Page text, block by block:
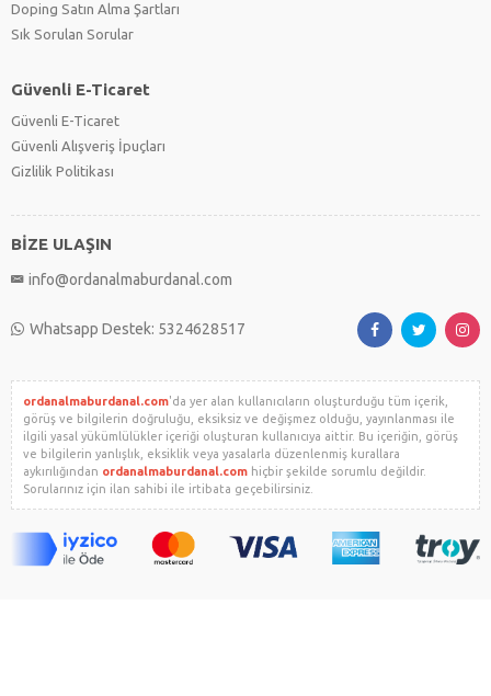
Doping Satın Alma Şartları
Sık Sorulan Sorular
Güvenli E-Ticaret
Güvenli E-Ticaret
Güvenli Alışveriş İpuçları
Gizlilik Politikası
BİZE ULAŞIN
info@ordanalmaburdanal.com
Whatsapp Destek: 5324628517
ordanalmaburdanal.com'da yer alan kullanıcıların oluşturduğu tüm içerik,
görüş ve bilgilerin doğruluğu, eksiksiz ve değişmez olduğu, yayınlanması ile
ilgili yasal yükümlülükler içeriği oluşturan kullanıcıya aittir. Bu içeriğin, görüş
ve bilgilerin yanlışlık, eksiklik veya yasalarla düzenlenmiş kurallara
aykırılığından ordanalmaburdanal.com hiçbir şekilde sorumlu değildir.
Sorularınız için ilan sahibi ile irtibata geçebilirsiniz.